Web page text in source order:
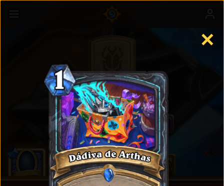
Cards Padrão
COMPRAR PACOTES DE CARDS
✕